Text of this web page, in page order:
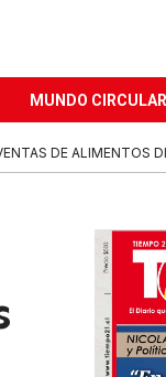
MUNDO CIRCULAR
DE ALIMENTOS